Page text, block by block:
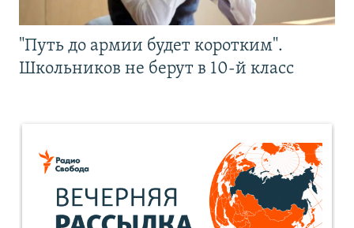
"Путь до армии будет коротким".
Школьников не берут в 10-й класс